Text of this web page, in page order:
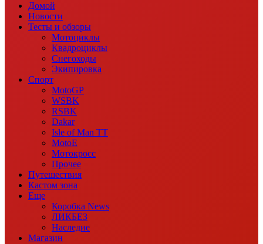
Домой
Новости
Тесты и обзоры
Мотоциклы
Квадроциклы
Снегоходы
Экипировка
Спорт
MotoGP
WSBK
RSBK
Dakar
Isle of Man TT
MotoE
Мотокросс
Прочее
Путешествия
Кастом зона
Еще
Коробка News
ЛИКБЕЗ
Наследие
Магазин